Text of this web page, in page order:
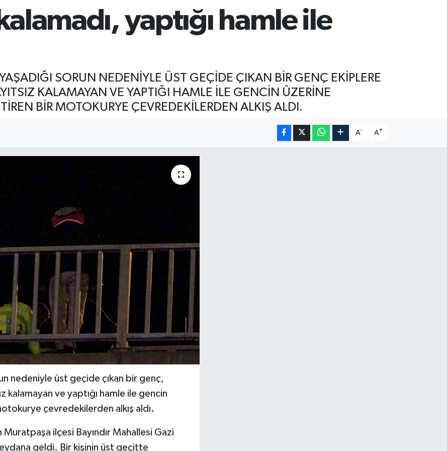
yaptığı hamle ile
SORUN NEDENİYLE ÜST GEÇİDE ÇIKAN BİR GENÇ EKİPLERE
KALAMAYAN VE YAPTIĞI HAMLE İLE GENCİN ÜZERİNE
BİR MOTOKURYE ÇEVREDEKİLERDEN ALKIŞ ALDI.
A- A+
nedeniyle üst geçide çıkan bir genç,
kalamayan ve yaptığı hamle ile gencin
çevredekilerden alkış aldı.
Muratpaşa ilçesi Bayındır Mahallesi Gazi
geldi. Bir kişinin üst geçitte